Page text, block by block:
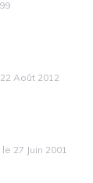
Août 2012
27 Juin 2001